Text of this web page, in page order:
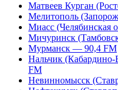
Матвеев Курган
Мелитополь
Миасс (Челябинская
Мичуринск
Мурманск — 90,4 FM
Нальчик (Кабардино-
FM
Невинномысск